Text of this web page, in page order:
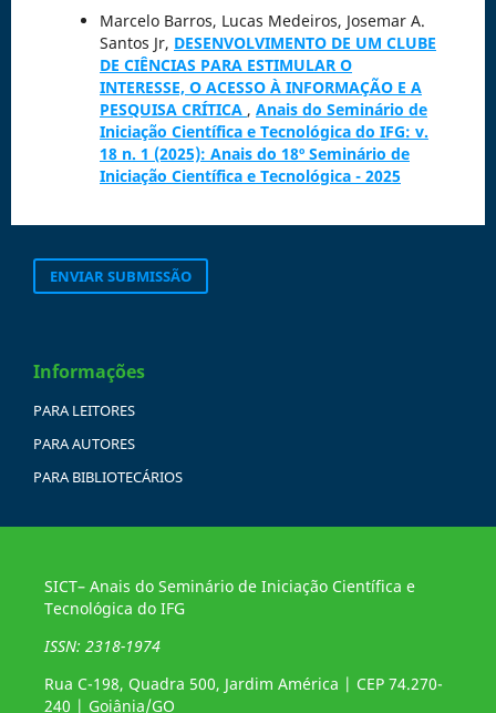
Marcelo Barros, Lucas Medeiros, Josemar A.
Santos Jr, DESENVOLVIMENTO DE UM CLUBE
DE CIÊNCIAS PARA ESTIMULAR O
INTERESSE, O ACESSO À INFORMAÇÃO E A
PESQUISA CRÍTICA , Anais do Seminário de
Iniciação Científica e Tecnológica do IFG: v.
18 n. 1 (2025): Anais do 18º Seminário de
Iniciação Científica e Tecnológica - 2025
ENVIAR SUBMISSÃO
Informações
PARA LEITORES
PARA AUTORES
PARA BIBLIOTECÁRIOS
SICT– Anais do Seminário de Iniciação Científica e
Tecnológica do IFG
ISSN: 2318-1974
Rua C-198, Quadra 500, Jardim América | CEP 74.270-
240 | Goiânia/GO